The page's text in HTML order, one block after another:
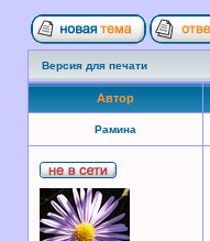
Версия для печати
Автор
Рамина